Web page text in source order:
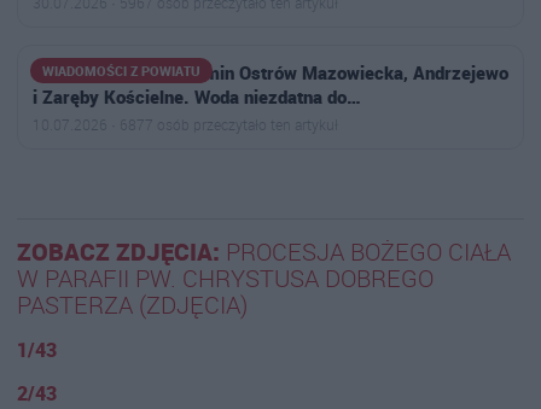
WIADOMOŚCI Z POWIATU
Uwaga mieszkańcy gmin Ostrów Mazowiecka, Andrzejewo
i Zaręby Kościelne. Woda niezdatna do…
10.07.2026 · 6877 osób przeczytało ten artykuł
ZOBACZ ZDJĘCIA: PROCESJA BOŻEGO CIAŁA
W PARAFII PW. CHRYSTUSA DOBREGO
PASTERZA (ZDJĘCIA)
1/43
2/43